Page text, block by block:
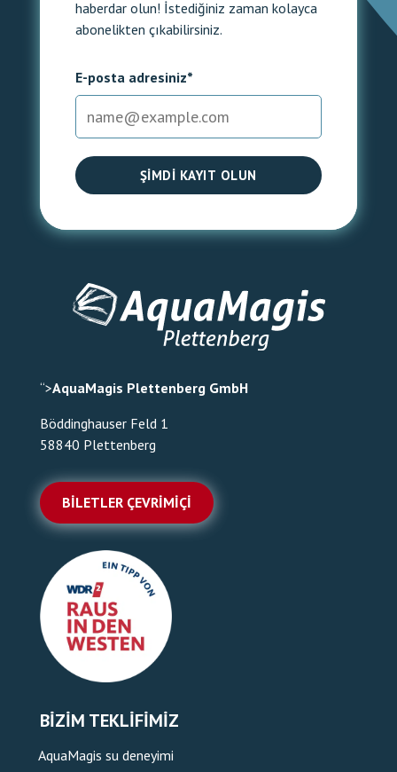
haberdar olun! İstediğiniz zaman kolayca
abonelikten çıkabilirsiniz.
E-posta adresiniz*
ŞIMDI KAYIT OLUN
“>AquaMagis Plettenberg GmbH
Böddinghauser Feld 1
58840 Plettenberg
BILETLER ÇEVRIMIÇI
BIZIM TEKLIFIMIZ
AquaMagis su deneyimi